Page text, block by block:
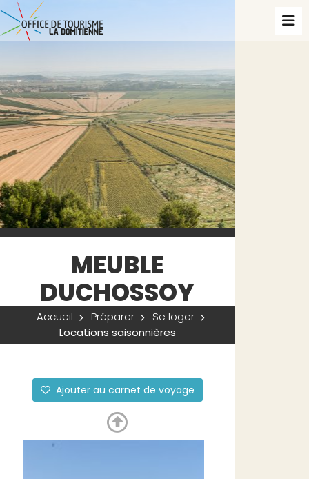
MEUBLE
DUCHOSSOY
Accueil Préparer
Se loger
Locations saisonnières
Ajouter au carnet de voyage